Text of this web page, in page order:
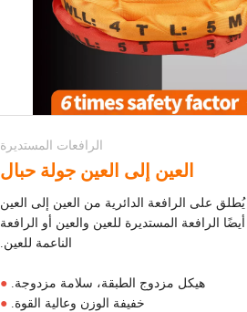
الرافعات المستديرة
العين إلى العين جولة حبال
يُطلق على الرافعة الدائرية من العين إلى العين
أيضًا الرافعة المستديرة للعين والعين أو الرافعة
الناعمة للعين.
● هيكل مزدوج الطبقة، سلامة مزدوجة.
● خفيفة الوزن وعالية القوة.